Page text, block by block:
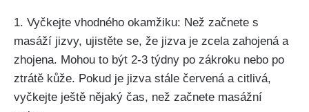
1. Vyčkejte vhodného okamžiku: Než‌ začnete s ​
masáží ‍jizvy, ujistěte se, že⁢ jizva je zcela zahojená a
zhojena. Mohou to být 2-3 týdny po zákroku ​nebo po
ztrátě kůže. Pokud je jizva stále červená a citlivá,
vyčkejte ⁢ještě nějaký⁤ čas, než začnete ‍masážní